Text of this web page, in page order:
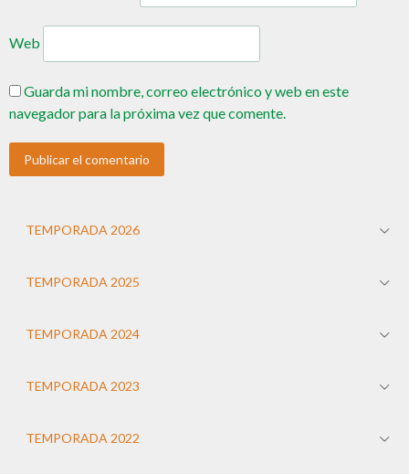
Web
Guarda mi nombre, correo electrónico y web en este
navegador para la próxima vez que comente.
TEMPORADA 2026
TEMPORADA 2025
TEMPORADA 2024
TEMPORADA 2023
TEMPORADA 2022